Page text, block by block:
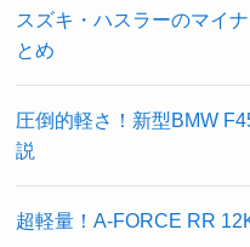
スズキ・ハスラーのマイ
とめ
圧倒的軽さ！新型BMW
説
超軽量！A-FORCE RR